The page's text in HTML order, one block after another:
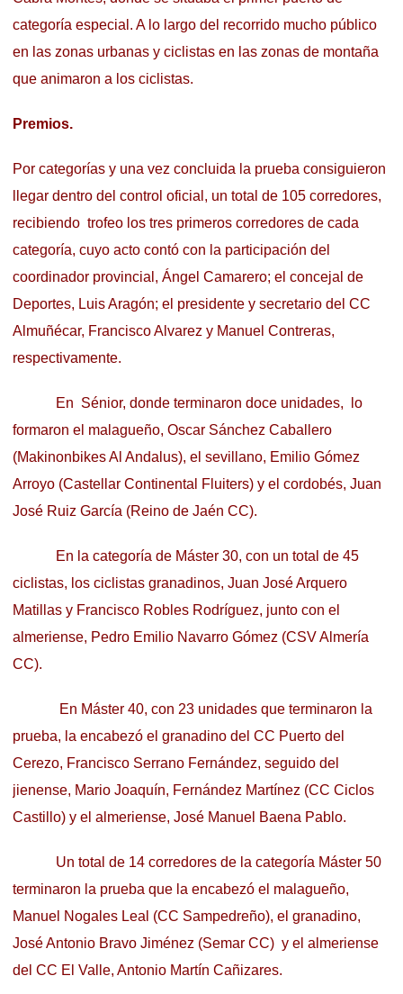
categoría especial. A lo largo del recorrido mucho público
en las zonas urbanas y ciclistas en las zonas de montaña
que animaron a los ciclistas.
Premios.
Por categorías y una vez concluida la prueba consiguieron
llegar dentro del control oficial, un total de 105 corredores,
recibiendo trofeo los tres primeros corredores de cada
categoría, cuyo acto contó con la participación del
coordinador provincial, Ángel Camarero; el concejal de
Deportes, Luis Aragón; el presidente y secretario del CC
Almuñécar, Francisco Alvarez y Manuel Contreras,
respectivamente.
En Sénior, donde terminaron doce unidades, lo
formaron el malagueño, Oscar Sánchez Caballero
(Makinonbikes Al Andalus), el sevillano, Emilio Gómez
Arroyo (Castellar Continental Fluiters) y el cordobés, Juan
José Ruiz García (Reino de Jaén CC).
En la categoría de Máster 30, con un total de 45
ciclistas, los ciclistas granadinos, Juan José Arquero
Matillas y Francisco Robles Rodríguez, junto con el
almeriense, Pedro Emilio Navarro Gómez (CSV Almería
CC).
En Máster 40, con 23 unidades que terminaron la
prueba, la encabezó el granadino del CC Puerto del
Cerezo, Francisco Serrano Fernández, seguido del
jienense, Mario Joaquín, Fernández Martínez (CC Ciclos
Castillo) y el almeriense, José Manuel Baena Pablo.
Un total de 14 corredores de la categoría Máster 50
terminaron la prueba que la encabezó el malagueño,
Manuel Nogales Leal (CC Sampedreño), el granadino,
José Antonio Bravo Jiménez (Semar CC) y el almeriense
del CC El Valle, Antonio Martín Cañizares.